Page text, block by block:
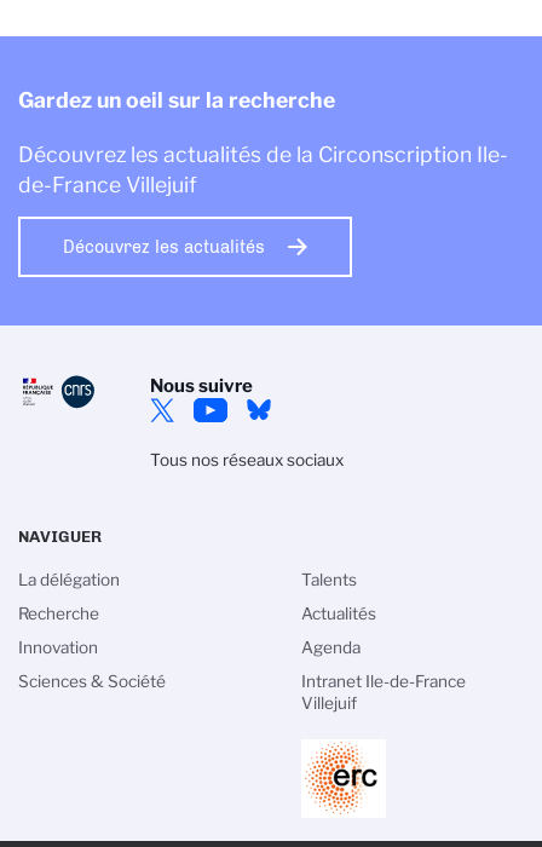
Gardez un oeil sur la recherche
Découvrez les actualités de la Circonscription Ile-
de-France Villejuif
Découvrez les actualités
Nous suivre
Tous nos réseaux sociaux
NAVIGUER
La délégation
Recherche
Innovation
Sciences & Société
Talents
Actualités
Agenda
Intranet Ile-de-France
Villejuif